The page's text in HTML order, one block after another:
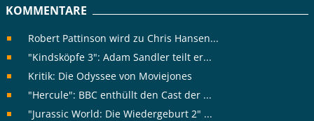
KOMMENTARE
Robert Pattinson wird zu Chris Hansen...
"Kindsköpfe 3": Adam Sandler teilt er...
Kritik: Die Odyssee von Moviejones
"Hercule": BBC enthüllt den Cast der ...
"Jurassic World: Die Wiedergeburt 2" ...